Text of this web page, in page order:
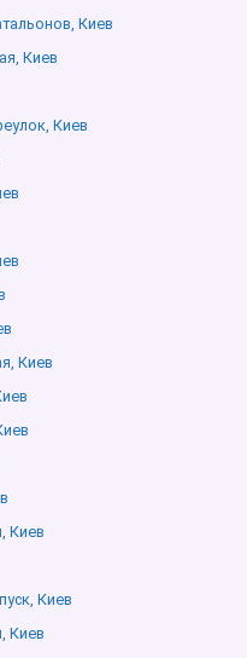
Киев
Киев
Киев
Киев
Киев
Киев
Киев